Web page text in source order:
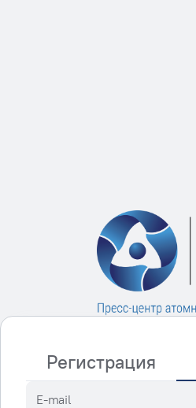
Регистрация
E-mail